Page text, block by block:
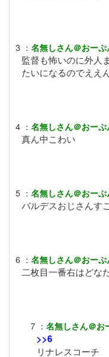
3 ： 名無しさん＠おーぷ
監督も怖いのに外人
たいになるのでええ
4 ： 名無しさん＠おーぷ
真ん中こわい
5 ： 名無しさん＠おーぷ
バルデスおじさんすこ
6 ： 名無しさん＠おーぷ
二枚目一番右はどな
7 ： 名無しさん＠お
>>6
リナレスコーチ